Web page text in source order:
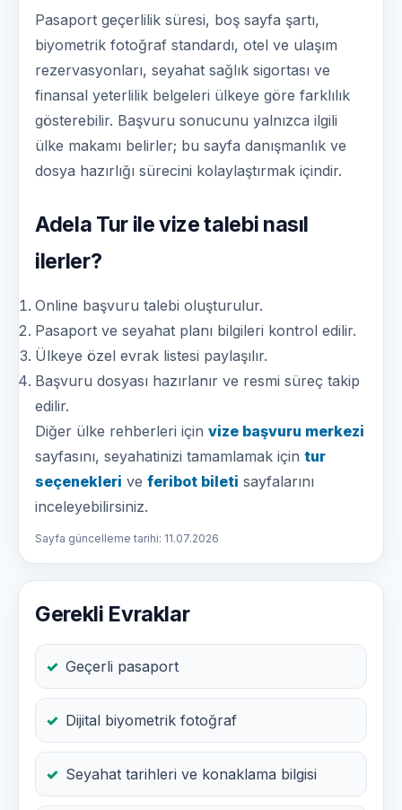
Pasaport geçerlilik süresi, boş sayfa şartı,
biyometrik fotoğraf standardı, otel ve ulaşım
rezervasyonları, seyahat sağlık sigortası ve
finansal yeterlilik belgeleri ülkeye göre farklılık
gösterebilir. Başvuru sonucunu yalnızca ilgili
ülke makamı belirler; bu sayfa danışmanlık ve
dosya hazırlığı sürecini kolaylaştırmak içindir.
Adela Tur ile vize talebi nasıl
ilerler?
Online başvuru talebi oluşturulur.
Pasaport ve seyahat planı bilgileri kontrol edilir.
Ülkeye özel evrak listesi paylaşılır.
Başvuru dosyası hazırlanır ve resmi süreç takip
edilir.
Diğer ülke rehberleri için vize başvuru merkezi
sayfasını, seyahatinizi tamamlamak için tur
seçenekleri ve feribot bileti sayfalarını
inceleyebilirsiniz.
Sayfa güncelleme tarihi: 11.07.2026
Gerekli Evraklar
Geçerli pasaport
Dijital biyometrik fotoğraf
Seyahat tarihleri ve konaklama bilgisi